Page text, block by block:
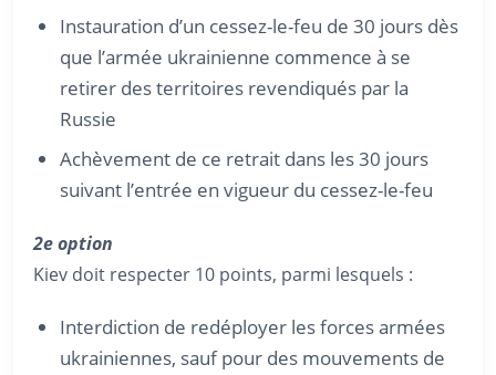
Instauration d’un cessez-le-feu de 30 jours dès
que l’armée ukrainienne commence à se
retirer des territoires revendiqués par la
Russie
Achèvement de ce retrait dans les 30 jours
suivant l’entrée en vigueur du cessez-le-feu
2e option
Kiev doit respecter 10 points, parmi lesquels :
Interdiction de redéployer les forces armées
ukrainiennes, sauf pour des mouvements de